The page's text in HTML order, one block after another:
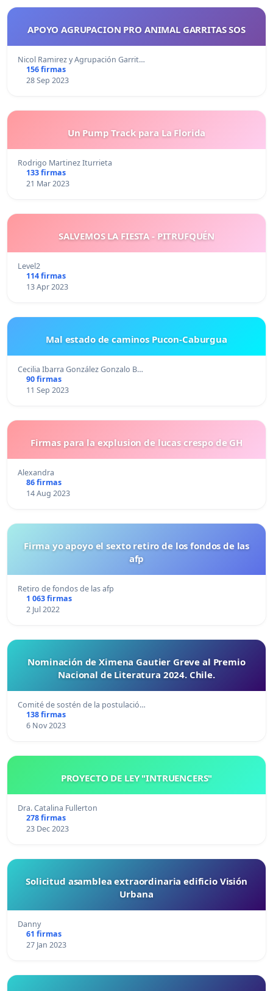
APOYO AGRUPACION PRO ANIMAL GARRITAS SOS
Nicol Ramirez y Agrupación Garrit…
156 firmas
28 Sep 2023
Un Pump Track para La Florida
Rodrigo Martinez Iturrieta
133 firmas
21 Mar 2023
SALVEMOS LA FIESTA - PITRUFQUÉN
Level2
114 firmas
13 Apr 2023
Mal estado de caminos Pucon-Caburgua
Cecilia Ibarra González Gonzalo B…
90 firmas
11 Sep 2023
Firmas para la explusion de lucas crespo de GH
Alexandra
86 firmas
14 Aug 2023
Firma yo apoyo el sexto retiro de los fondos de las
afp
Retiro de fondos de las afp
1 063 firmas
2 Jul 2022
Nominación de Ximena Gautier Greve al Premio
Nacional de Literatura 2024. Chile.
Comité de sostén de la postulació…
138 firmas
6 Nov 2023
PROYECTO DE LEY "INTRUENCERS"
Dra. Catalina Fullerton
278 firmas
23 Dec 2023
Solicitud asamblea extraordinaria edificio Visión
Urbana
Danny
61 firmas
27 Jan 2023